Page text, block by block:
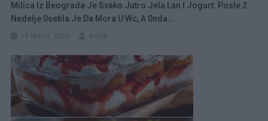
Milica Iz Beograda Je Svako Jutro Jela Lan I Jogurt: Posle 2
Nedelje 0setila Je Da Mora U Wc, A 0nda…